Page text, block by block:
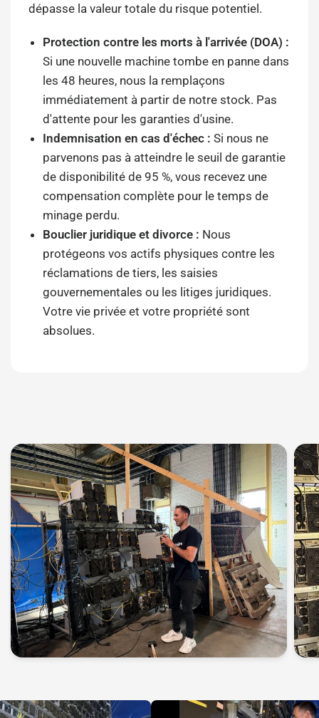
dépasse la valeur totale du risque potentiel.
Protection contre les morts à l'arrivée (DOA) :
Si une nouvelle machine tombe en panne dans
les 48 heures, nous la remplaçons
immédiatement à partir de notre stock. Pas
d'attente pour les garanties d'usine.
Indemnisation en cas d'échec : Si nous ne
parvenons pas à atteindre le seuil de garantie
de disponibilité de 95 %, vous recevez une
compensation complète pour le temps de
minage perdu.
Bouclier juridique et divorce : Nous
protégeons vos actifs physiques contre les
réclamations de tiers, les saisies
gouvernementales ou les litiges juridiques.
Votre vie privée et votre propriété sont
absolues.